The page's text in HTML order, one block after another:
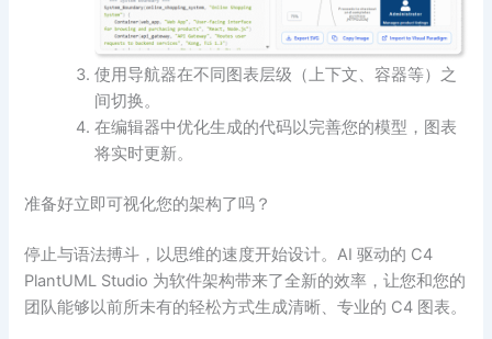
使用导航器在不同图表层级（上下文、容器等）之
间切换。
在编辑器中优化生成的代码以完善您的模型，图表
将实时更新。
准备好立即可视化您的架构了吗？
停止与语法搏斗，以思维的速度开始设计。AI 驱动的 C4
PlantUML Studio 为软件架构带来了全新的效率，让您和您的
团队能够以前所未有的轻松方式生成清晰、专业的 C4 图表。